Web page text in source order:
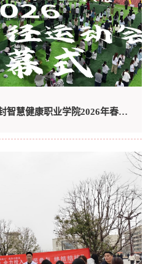
以运动之名，赴青春华章|开封智慧健康职业学院2026年春季田径运动会隆重开幕